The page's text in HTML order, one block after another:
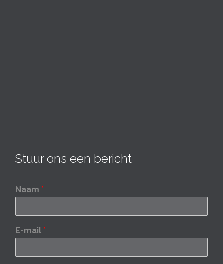
Stuur ons een bericht
Naam *
E-mail *